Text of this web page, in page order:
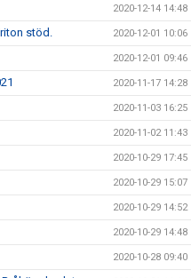
2020-12-14 14:48
stöd. 2020-12-01 10:06
2020-12-01 09:46
2020-11-17 14:28
2020-11-03 16:25
2020-11-02 11:43
2020-10-29 17:45
2020-10-29 15:07
2020-10-29 14:52
2020-10-29 14:48
2020-10-28 09:40